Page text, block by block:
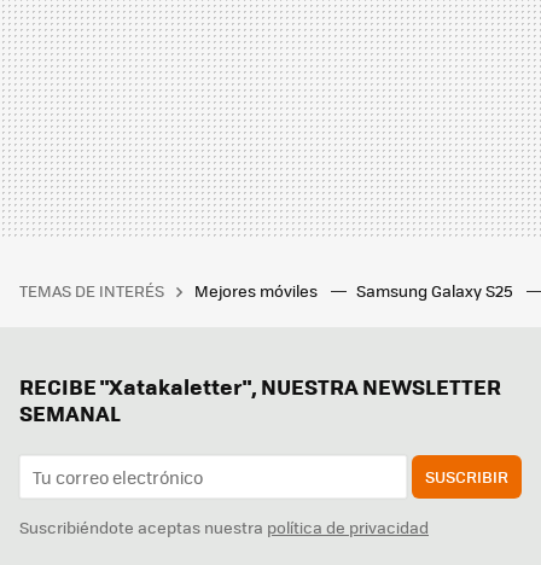
TEMAS DE INTERÉS Mejores móviles Samsung Galaxy S25
RECIBE "Xatakaletter", NUESTRA NEWSLETTER
SEMANAL
SUSCRIBIR
Suscribiéndote aceptas nuestra política de privacidad